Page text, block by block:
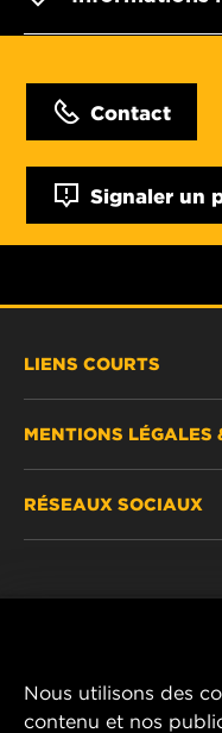
Contact
Signaler un
LIENS COURTS
OÙ ACHETER
MENTIONS
RÉSEAUX SOCIAUX
Nous utilisons des
contenu et nos